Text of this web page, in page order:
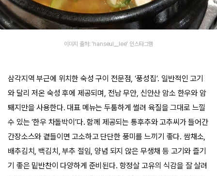
이미지 출처: 'hanseul__lee' 인스타그램
삼각지역 부근에 위치한 숙성 구이 전문점, ‘풍성집’. 일반적인 고기
와 달리 저온 숙성 후에 제공되며, 전남 무안, 신안산 암소 한우와 암
퇘지만을 사용한다. 대표 메뉴는 두툼하게 썰려 육질을 그대로 느낄
수 있는 ‘한우 차돌박이’다. 함께 제공되는 통후추와 고추씨가 들어간
간장소스와 곁들이면 고소하고 단단한 풍미를 느끼기 좋다. 쌈채소,
배추김치, 백김치, 부추 절임, 양념 되지 않은 무생채 등 고기와 즐기
기 좋은 밑반찬이 다양하게 준비된다. 항정살 고유의 식감을 잘 살려